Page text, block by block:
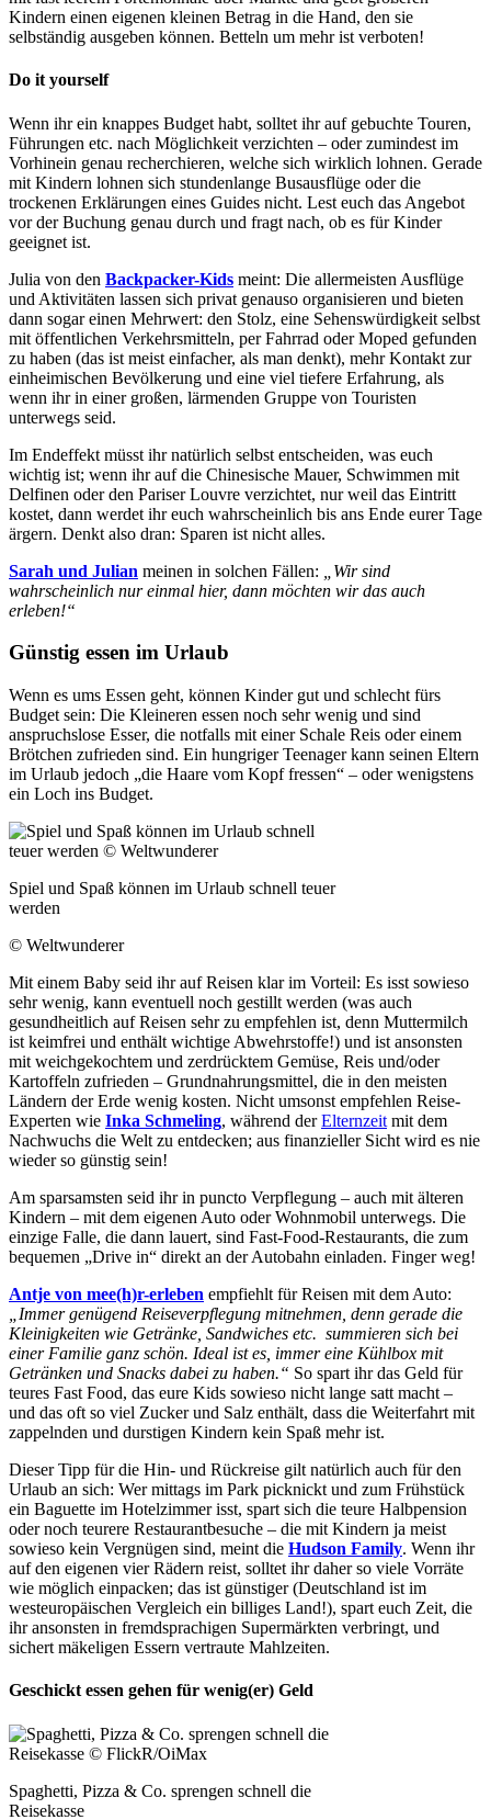
Kindern einen eigenen kleinen Betrag in die Hand, den sie
selbständig ausgeben können. Betteln um mehr ist verboten!
Do it yourself
Wenn ihr ein knappes Budget habt, solltet ihr auf gebuchte Touren,
Führungen etc. nach Möglichkeit verzichten – oder zumindest im
Vorhinein genau recherchieren, welche sich wirklich lohnen. Gerade
mit Kindern lohnen sich stundenlange Busausflüge oder die
trockenen Erklärungen eines Guides nicht. Lest euch das Angebot
vor der Buchung genau durch und fragt nach, ob es für Kinder
geeignet ist.
Julia von den Backpacker-Kids meint: Die allermeisten Ausflüge
und Aktivitäten lassen sich privat genauso organisieren und bieten
dann sogar einen Mehrwert: den Stolz, eine Sehenswürdigkeit selbst
mit öffentlichen Verkehrsmitteln, per Fahrrad oder Moped gefunden
zu haben (das ist meist einfacher, als man denkt), mehr Kontakt zur
einheimischen Bevölkerung und eine viel tiefere Erfahrung, als
wenn ihr in einer großen, lärmenden Gruppe von Touristen
unterwegs seid.
Im Endeffekt müsst ihr natürlich selbst entscheiden, was euch
wichtig ist; wenn ihr auf die Chinesische Mauer, Schwimmen mit
Delfinen oder den Pariser Louvre verzichtet, nur weil das Eintritt
kostet, dann werdet ihr euch wahrscheinlich bis ans Ende eurer Tage
ärgern. Denkt also dran: Sparen ist nicht alles.
Sarah und Julian meinen in solchen Fällen:
„Wir sind
wahrscheinlich nur einmal hier, dann möchten wir das auch
erleben!“
Günstig essen im Urlaub
Wenn es ums Essen geht, können Kinder gut und schlecht fürs
Budget sein: Die Kleineren essen noch sehr wenig und sind
anspruchslose Esser, die notfalls mit einer Schale Reis oder einem
Brötchen zufrieden sind. Ein hungriger Teenager kann seinen Eltern
im Urlaub jedoch „die Haare vom Kopf fressen“ – oder wenigstens
ein Loch ins Budget.
Spiel und Spaß können im Urlaub schnell teuer
werden
© Weltwunderer
Mit einem Baby seid ihr auf Reisen klar im Vorteil: Es isst sowieso
sehr wenig, kann eventuell noch gestillt werden (was auch
gesundheitlich auf Reisen sehr zu empfehlen ist, denn Muttermilch
ist keimfrei und enthält wichtige Abwehrstoffe!) und ist ansonsten
mit weichgekochtem und zerdrücktem Gemüse, Reis und/oder
Kartoffeln zufrieden – Grundnahrungsmittel, die in den meisten
Ländern der Erde wenig kosten. Nicht umsonst empfehlen Reise-
Experten wie Inka Schmeling, während derElternzeit mit dem
Nachwuchs die Welt zu entdecken; aus finanzieller Sicht wird es nie
wieder so günstig sein!
Am sparsamsten seid ihr in puncto Verpflegung – auch mit älteren
Kindern – mit dem eigenen Auto oder Wohnmobil unterwegs. Die
einzige Falle, die dann lauert, sind Fast-Food-Restaurants, die zum
bequemen „Drive in“ direkt an der Autobahn einladen. Finger weg!
Antje von mee(h)r-erleben empfiehlt für Reisen mit dem Auto:
„Immer genügend Reiseverpflegung mitnehmen, denn gerade die
Kleinigkeiten wie Getränke, Sandwiches etc. summieren sich bei
einer Familie ganz schön. Ideal ist es, immer eine Kühlbox mit
Getränken und Snacks dabei zu haben.“ So spart ihr das Geld für
teures Fast Food, das eure Kids sowieso nicht lange satt macht –
und das oft so viel Zucker und Salz enthält, dass die Weiterfahrt mit
zappelnden und durstigen Kindern kein Spaß mehr ist.
Dieser Tipp für die Hin- und Rückreise gilt natürlich auch für den
Urlaub an sich: Wer mittags im Park picknickt und zum Frühstück
ein Baguette im Hotelzimmer isst, spart sich die teure Halbpension
oder noch teurere Restaurantbesuche – die mit Kindern ja meist
sowieso kein Vergnügen sind, meint die Hudson Family. Wenn ihr
auf den eigenen vier Rädern reist, solltet ihr daher so viele Vorräte
wie möglich einpacken; das ist günstiger (Deutschland ist im
westeuropäischen Vergleich ein billiges Land!), spart euch Zeit, die
ihr ansonsten in fremdsprachigen Supermärkten verbringt, und
sichert mäkeligen Essern vertraute Mahlzeiten.
Geschickt essen gehen für wenig(er) Geld
Spaghetti, Pizza & Co. sprengen schnell die
Reisekasse